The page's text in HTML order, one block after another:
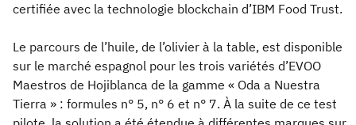
certifiée avec la technologie blockchain d’IBM Food Trust.
Le parcours de l’huile, de l’olivier à la table, est disponible
sur le marché espagnol pour les trois variétés d’EVOO
Maestros de Hojiblanca de la gamme « Oda a Nuestra
Tierra » : formules n° 5, n° 6 et n° 7. À la suite de ce test